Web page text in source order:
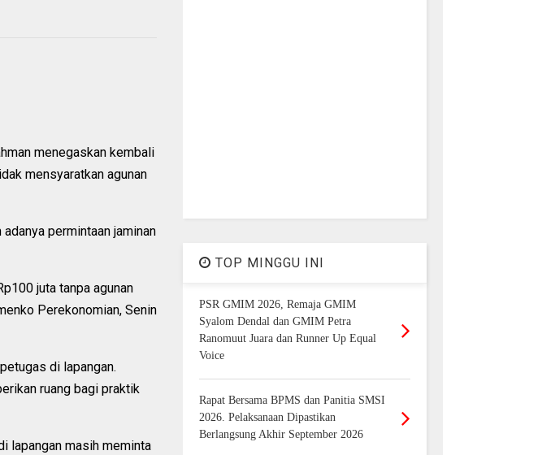
menegaskan kembali
mensyaratkan agunan
permintaan jaminan
juta tanpa agunan
Perekonomian, Senin
di lapangan.
ruang bagi praktik
lapangan masih meminta
TOP MINGGU INI
PSR GMIM 2026, Remaja GMIM
Syalom Dendal dan GMIM Petra
Ranomuut Juara dan Runner Up Equal
Voice
Rapat Bersama BPMS dan Panitia SMSI
2026. Pelaksanaan Dipastikan
Berlangsung Akhir September 2026